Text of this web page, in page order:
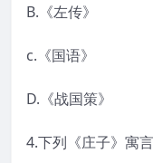
B.《左传》
c.《国语》
D.《战国策》
4.下列《庄子》寓